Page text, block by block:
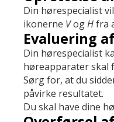
Din hørespecialist
ikonerne VogHfra
Evaluering
Din hørespecialist
høreapparater skal
Sørg for, at du
påvirke resultatet.
Du skal have dine